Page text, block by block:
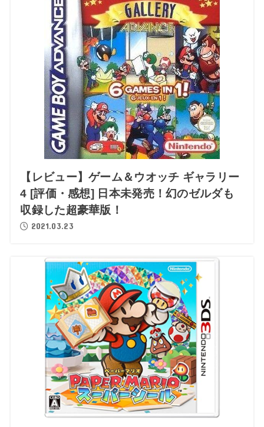
【レビュー】ゲーム＆ウオッチ ギャラリー
4 [評価・感想] 日本未発売！幻のゼルダも
収録した超豪華版！
2021.03.23